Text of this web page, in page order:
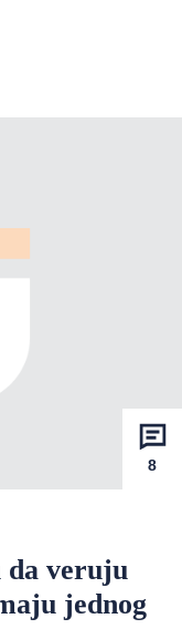
8
da veruju
jednog